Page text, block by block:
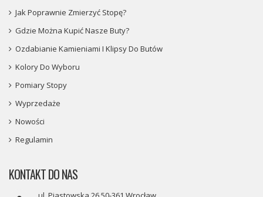
Jak Poprawnie Zmierzyć Stopę?
Gdzie Można Kupić Nasze Buty?
Ozdabianie Kamieniami I Klipsy Do Butów
Kolory Do Wyboru
Pomiary Stopy
Wyprzedaże
Nowości
Regulamin
KONTAKT DO NAS